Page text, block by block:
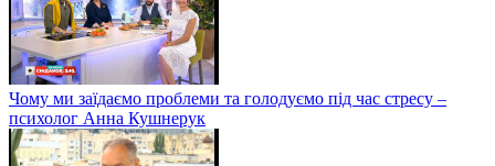
Чому ми заїдаємо проблеми та голодуємо під час стресу –
психолог Анна Кушнерук